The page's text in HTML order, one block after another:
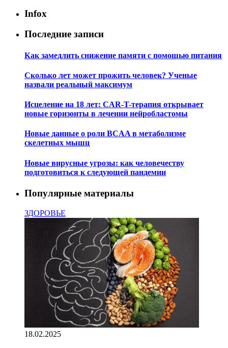
Infox
Последние записи
Как замедлить снижение памяти с помощью питания
Сколько лет может прожить человек? Ученые
назвали реальный максимум
Исцеление на 18 лет: CAR-T-терапия открывает
новые горизонты в лечении нейробластомы
Новые данные о роли BCAA в метаболизме
скелетных мышц
Новые вирусные угрозы: как человечеству
подготовиться к следующей пандемии
Популярные материалы
ЗДОРОВЬЕ
18.02.2025